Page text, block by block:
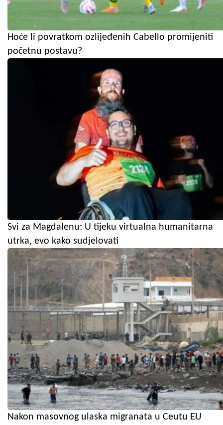
Hoće li povratkom ozlijeđenih Cabello promijeniti
početnu postavu?
Svi za Magdalenu: U tijeku virtualna humanitarna
utrka, evo kako sudjelovati
Nakon masovnog ulaska migranata u Ceutu EU